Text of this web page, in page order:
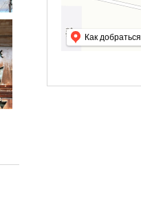
Как добраться